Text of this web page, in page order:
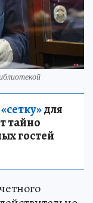
для
тайно
гостей